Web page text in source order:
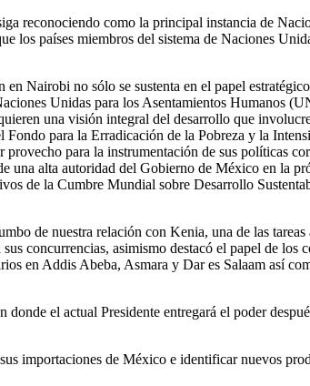
reconociendo como la principal instancia de
los países miembros del sistema de Naciones
Nairobi no sólo se sustenta en el papel
Unidas para los Asentamientos Humanos
una visión integral del desarrollo que
Fondo para la Erradicación de la Pobreza y la
para la instrumentación de sus políticas
una alta autoridad del Gobierno de México en la
de la Cumbre Mundial sobre Desarrollo
de nuestra relación con Kenia, una de las tareas
concurrencias, asimismo destacó el papel de los
en Addis Abeba, Asmara y Dar es Salaam así
el actual Presidente entregará el poder
importaciones de México e identificar nuevos